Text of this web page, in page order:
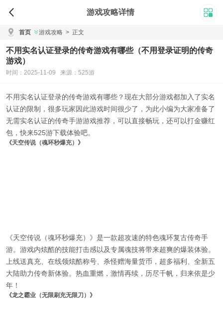
游戏攻略详情
首页 游戏攻略 > 正文
不用实名认证登录的传奇游戏有哪些（不用登录证明的传奇
游戏）
时间：2025-11-09 来源：525游
不用实名认证登录的传奇游戏有哪些 ？现在大部分游戏都加入了实名
认证的限制，很多玩家因此游戏时间很少了，为此小编为大家准备了
无需实名认证的传奇手游游戏推荐 ，可以直接畅玩，还可以打金赚红
包，快来525游下载体验吧。
《天空传说（魂环秒爆充）》
《天空传说（魂环秒爆充）》是一款超攻速的特色魂环复古传奇手
游。游戏内炫酷的技能打击感以及专属魂技将带来超爽的爆装体验。
上线送真充、在线领炫酷称号、杀怪赠海量货币，超多福利、全新五
大陆助力传奇新体验。热血重燃，激情再续，历尽千帆，归来依是少
年！
《龙之霸业（无限刷充无限刀）》